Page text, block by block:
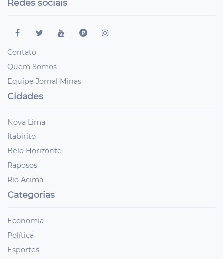
Redes sociais
Contato
Quem Somos
Equipe Jornal Minas
Cidades
Nova Lima
Itabirito
Belo Horizonte
Raposos
Rio Acima
Categorias
Economia
Política
Esportes